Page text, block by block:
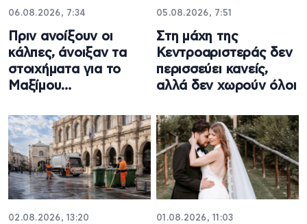
06.08.2026, 7:34
Πριν ανοίξουν οι
κάλπες, άνοιξαν τα
στοιχήματα για το
Μαξίμου…
05.08.2026, 7:51
Στη μάχη της
Κεντροαριστεράς δεν
περισσεύει κανείς,
αλλά δεν χωρούν όλοι
02.08.2026, 13:20 01.08.2026, 11:03